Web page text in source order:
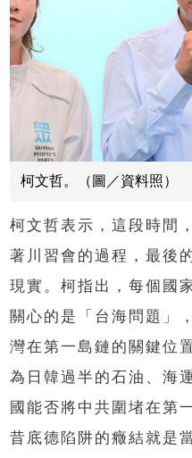
柯文哲。（圖／資料照）
柯文哲表示，這段時間
著川習會的過程，最後
現實。柯指出，每個國
關心的是「台海問題」
灣在第一島鏈的關鍵位
為日韓過半的石油、海
國能否將中共圍堵在第
昔底德陷阱的癥結就是